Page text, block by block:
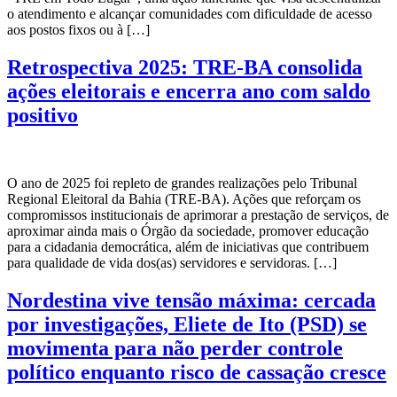
o atendimento e alcançar comunidades com dificuldade de acesso
aos postos fixos ou à […]
Retrospectiva 2025: TRE-BA consolida
ações eleitorais e encerra ano com saldo
positivo
O ano de 2025 foi repleto de grandes realizações pelo Tribunal
Regional Eleitoral da Bahia (TRE-BA). Ações que reforçam os
compromissos institucionais de aprimorar a prestação de serviços, de
aproximar ainda mais o Órgão da sociedade, promover educação
para a cidadania democrática, além de iniciativas que contribuem
para qualidade de vida dos(as) servidores e servidoras. […]
Nordestina vive tensão máxima: cercada
por investigações, Eliete de Ito (PSD) se
movimenta para não perder controle
político enquanto risco de cassação cresce